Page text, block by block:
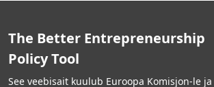
The Better Entrepreneurship
Policy Tool
See veebisait kuulub Euroopa Komisjon-le ja